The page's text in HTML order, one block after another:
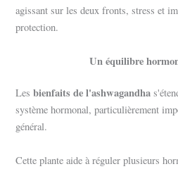
agissant sur les deux fronts, stress et
protection.
Un équilibre
Lesbienfaits de l'ashwagandha
système hormonal, particulièrement
général.
Cette plante aide à réguler plusieurs